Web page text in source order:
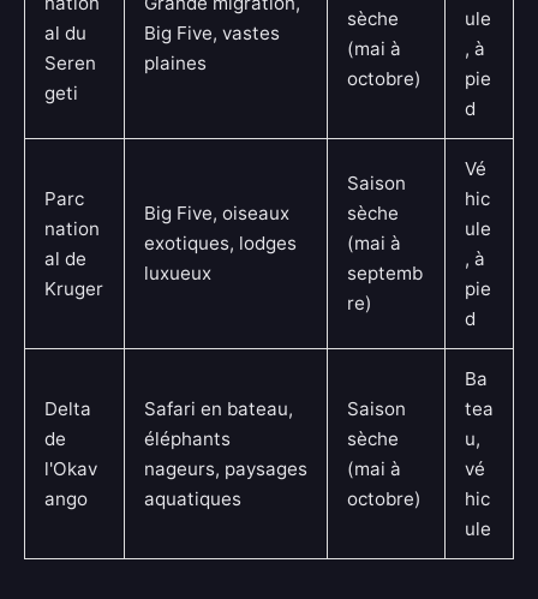
al du
Seren
geti
Big Five, vastes
plaines
sèche
(mai à
octobre)
ule
, à
pie
d
Parc
nation
al de
Kruger
Big Five, oiseaux
exotiques, lodges
luxueux
Saison
sèche
(mai à
septemb
re)
Vé
hic
ule
, à
pie
d
Delta
de
l'Okav
ango
Safari en bateau,
éléphants
nageurs, paysages
aquatiques
Saison
sèche
(mai à
octobre)
Ba
tea
u,
vé
hic
ule